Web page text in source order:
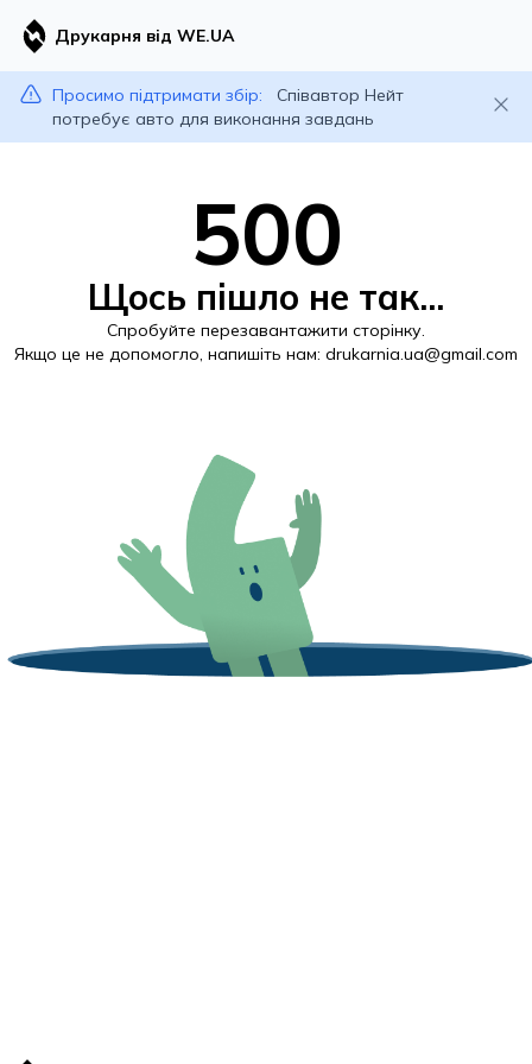
Друкарня від WE.UA
Просимо підтримати збір:
Співавтор Нейт
потребує авто для виконання завдань
500
Щось пішло не так...
Спробуйте перезавантажити сторінку.
Якщо це не допомогло, напишіть нам: drukarnia.ua@gmail.com